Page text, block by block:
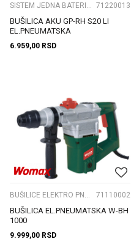
71220013
BUŠILICA AKU GP-RH S20 LI
EL.PNEUMATSKA
6.959,00 RSD
BUŠILICE ELEKTRO PNEUMATSKE 71110002
BUŠILICA EL.PNEUMATSKA W-BH
1000
9.999,00 RSD